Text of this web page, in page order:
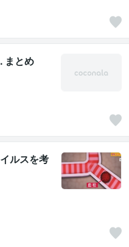
まとめ
ルスを考